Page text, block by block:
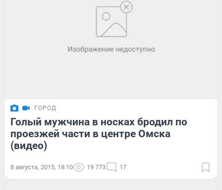
ГОРОД
Голый мужчина в носках бродил по
проезжей части в центре Омска
(видео)
8 августа, 2015, 18:10 19 773 17